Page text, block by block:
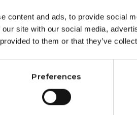
content and ads, to provide social
site with our social media,
to them or that they’ve
Preferences
krótkie - 500 sztuk